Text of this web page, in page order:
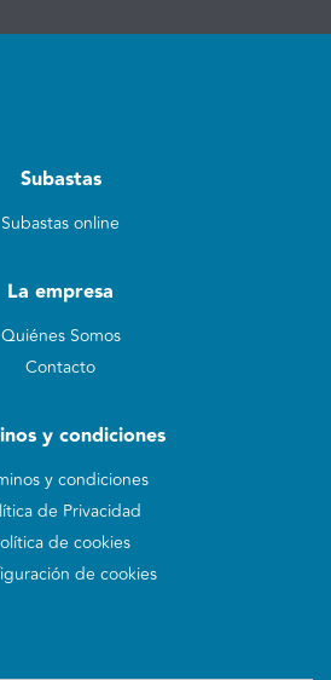
Subastas
Subastas online
La empresa
Quiénes Somos
Contacto
y condiciones
y condiciones
de Privacidad
de cookies
de cookies